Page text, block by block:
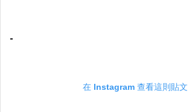
在 Instagram 查看這則貼文